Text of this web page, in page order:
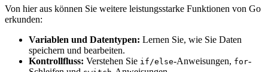
Von hier aus können Sie weitere leistungsstarke Funktionen von Go
erkunden:
Variablen und Datentypen: Lernen Sie, wie Sie Daten
speichern und bearbeiten.
Kontrollfluss: Verstehen Sie if/else-Anweisungen, for-